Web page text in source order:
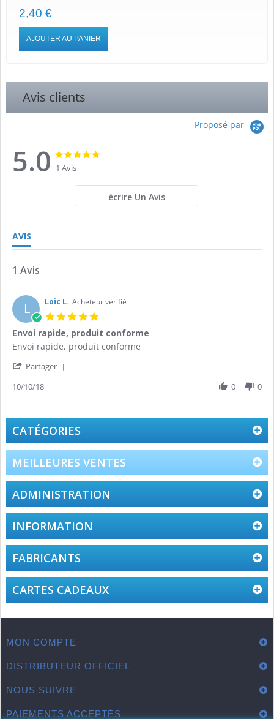
2,40 €
AJOUTER AU PANIER
Avis clients
Proposé par
5.0
5.0
star
rating
1 Avis
écrire Un Avis
AVIS
1 Avis
L Loïc L. Acheteur vérifié
rating
Envoi rapide, produit conforme
Review
Loïc
on
2018
review
Envoi
produit
Envoi rapide, produit conforme
Partager
L.
on
10
Oct
2018
10/10/18 0 0
CATÉGORIES
MEILLEURES VENTES
ADMINISTRATION
INFORMATION
FABRICANTS
CARTES CADEAUX
MON COMPTE
DISTRIBUTEUR OFFICIEL
NOUS SUIVRE
PAIEMENTS ACCEPTÉS